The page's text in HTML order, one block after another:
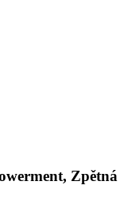
Zpětná